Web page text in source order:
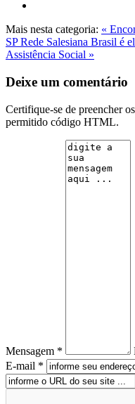
Mais nesta categoria: «
SPRede Salesiana Brasil é
Assistência Social »
Deixe um comentário
Certifique-se de preencher
permitido código HTML.
Mensagem *
E-mail *